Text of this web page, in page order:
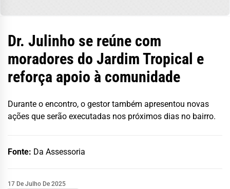
Dr. Julinho se reúne com
moradores do Jardim Tropical e
reforça apoio à comunidade
Durante o encontro, o gestor também apresentou novas
ações que serão executadas nos próximos dias no bairro.
Fonte: Da Assessoria
17 De Julho De 2025